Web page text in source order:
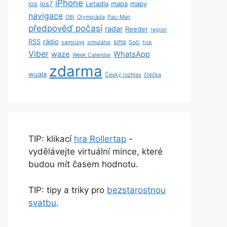
ios ios7 iPhone Letadla mapa mapy
navigace OBI Olympiáda Pac-Man
předpověď počasí radar Reeder region
RSS rádio samsung simulátor sms Soči tisk
Viber waze Week Calendar WhatsApp
wuala zdarma Český rozhlas čtečka
TIP: klikací hra Rollertap -
vydělávejte virtuální mince, které
budou mít časem hodnotu.
TIP: tipy a triky pro bezstarostnou
svatbu.